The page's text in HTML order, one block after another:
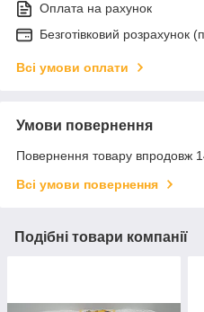
Оплата на рахунок
Безготівковий розрахунок
Всі умови оплати
Умови повернення
Повернення товару впродовж
Всі умови повернення
Подібні товари компанії